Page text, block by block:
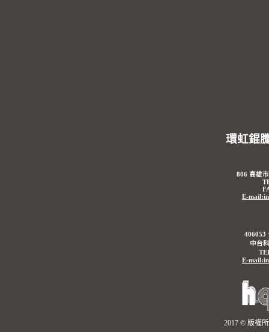
環虹錕
806 高雄
E-
406053
中台
E-
2017 © 版權